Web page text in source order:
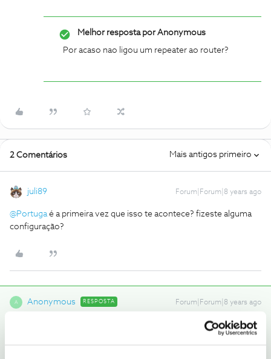
Melhor resposta porAnonymous
Por acaso nao ligou um repeater ao router?
2 Comentários Mais antigos primeiro
juli89 Forum|Forum|8 years ago
@Portugaé a primeira vez que isso te acontece? fizeste alguma
configuração?
A Anonymous RESPOSTA Forum|Forum|8 years ago